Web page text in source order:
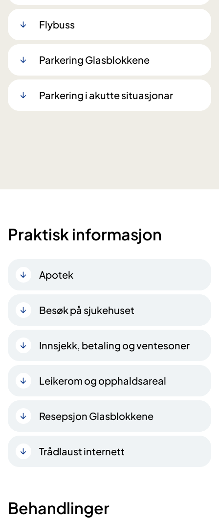
Flybuss
Parkering Glasblokkene
Parkering i akutte situasjonar
Praktisk informasjon
Apotek
Besøk på sjukehuset
Innsjekk, betaling og ventesoner
Leikerom og opphaldsareal
Resepsjon Glasblokkene
Trådlaust internett
Behandlinger